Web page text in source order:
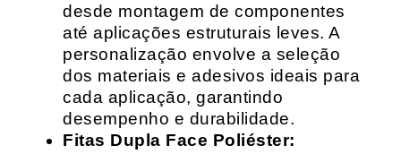
desde montagem de componentes
até aplicações estruturais leves. A
personalização envolve a seleção
dos materiais e adesivos ideais para
cada aplicação, garantindo
desempenho e durabilidade.
Fitas Dupla Face Poliéster: